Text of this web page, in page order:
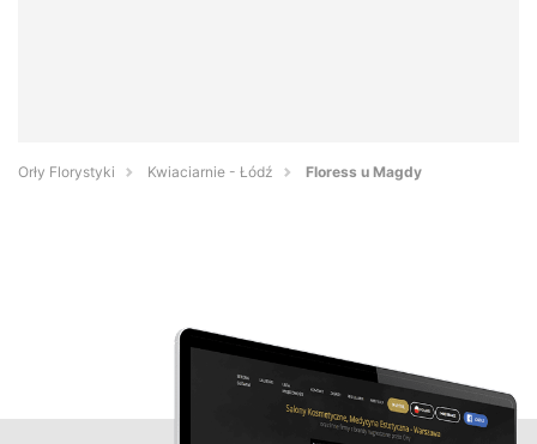
Orły Florystyki Kwiaciarnie - Łódź Floress u Magdy